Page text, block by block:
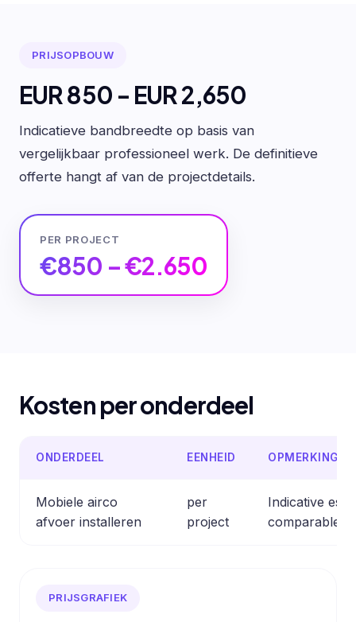
PRIJSOPBOUW
EUR 850 - EUR 2,650
Indicatieve bandbreedte op basis van
vergelijkbaar professioneel werk. De definitieve
offerte hangt af van de projectdetails.
PER PROJECT
€850 – €2.650
Kosten per onderdeel
ONDERDEEL EENHEID OPMERKING
Mobiele airco
afvoer installeren
per
project
Indicative
comparable
PRIJSGRAFIEK